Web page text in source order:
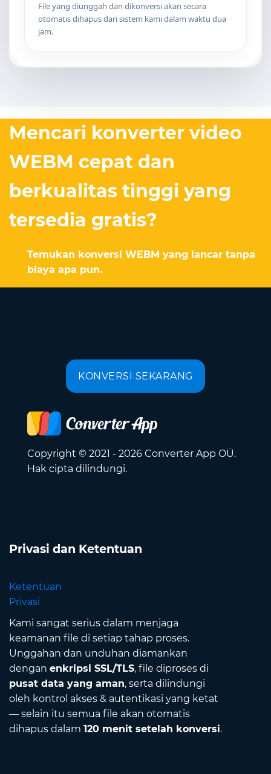
File yang diunggah dan dikonversi akan secara
otomatis dihapus dari sistem kami dalam waktu dua
jam.
Mencari konverter video
WEBM cepat dan
berkualitas tinggi yang
tersedia gratis?
Temukan konversi WEBM yang lancar tanpa
biaya apa pun.
KONVERSI SEKARANG
Copyright © 2021 - 2026 Converter App OÜ.
Hak cipta dilindungi.
Privasi dan Ketentuan
Ketentuan
Privasi
Kami sangat serius dalam menjaga
keamanan file di setiap tahap proses.
Unggahan dan unduhan diamankan
dengan enkripsi SSL/TLS, file diproses di
pusat data yang aman, serta dilindungi
oleh kontrol akses & autentikasi yang ketat
— selain itu semua file akan otomatis
dihapus dalam 120 menit setelah konversi.